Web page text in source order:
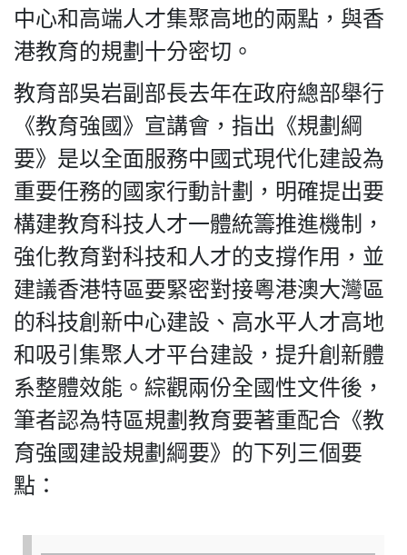
中心和高端人才集聚高地的兩點，與香
港教育的規劃十分密切。
教育部吳岩副部長去年在政府總部舉行
《教育強國》宣講會，指出《規劃綱
要》是以全面服務中國式現代化建設為
重要任務的國家行動計劃，明確提出要
構建教育科技人才一體統籌推進機制，
強化教育對科技和人才的支撐作用，並
建議香港特區要緊密對接粵港澳大灣區
的科技創新中心建設、高水平人才高地
和吸引集聚人才平台建設，提升創新體
系整體效能。綜觀兩份全國性文件後，
筆者認為特區規劃教育要著重配合《教
育強國建設規劃綱要》的下列三個要
點：